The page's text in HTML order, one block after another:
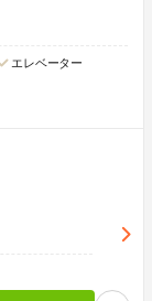
エレベーター